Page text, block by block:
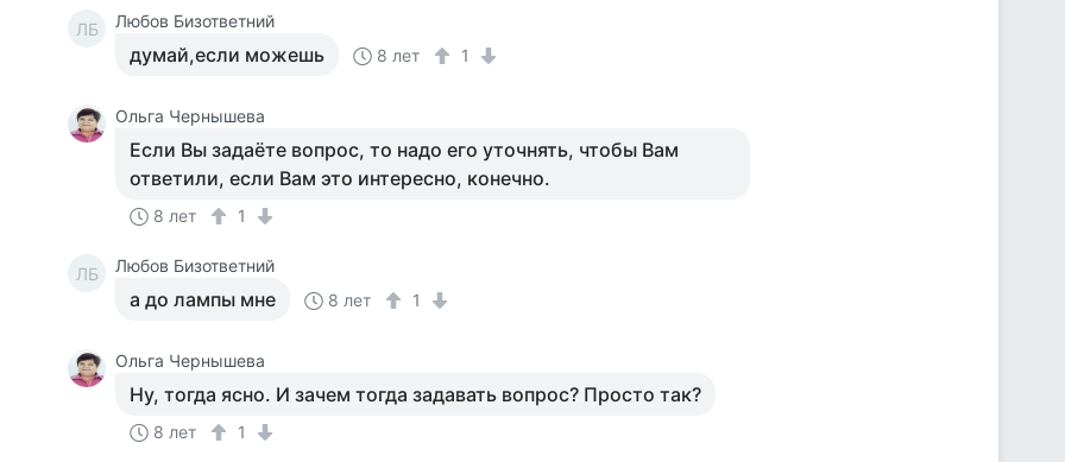
ЛБ Любов Бизответний
думай,если можешь 8 лет 1
Ольга Чернышева
Если Вы задаёте вопрос, то надо его уточнять, чтобы Вам
ответили, если Вам это интересно, конечно.
8 лет 1
ЛБ Любов Бизответний
а до лампы мне 8 лет 1
Ольга Чернышева
Ну, тогда ясно. И зачем тогда задавать вопрос? Просто так?
8 лет 1